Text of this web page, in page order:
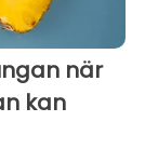
när
kan